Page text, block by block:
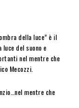
della luce” è il
del suono e
nel mentre che
Mecozzi.
mentre che